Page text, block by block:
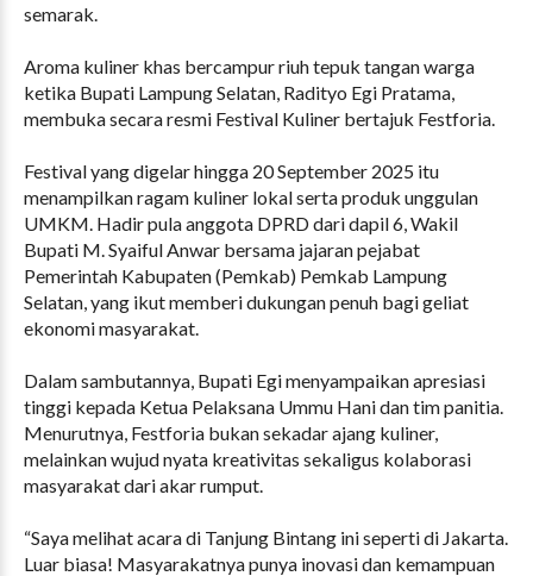
semarak.
Aroma kuliner khas bercampur riuh tepuk tangan warga
ketika Bupati Lampung Selatan, Radityo Egi Pratama,
membuka secara resmi Festival Kuliner bertajuk Festforia.
Festival yang digelar hingga 20 September 2025 itu
menampilkan ragam kuliner lokal serta produk unggulan
UMKM. Hadir pula anggota DPRD dari dapil 6, Wakil
Bupati M. Syaiful Anwar bersama jajaran pejabat
Pemerintah Kabupaten (Pemkab) Pemkab Lampung
Selatan, yang ikut memberi dukungan penuh bagi geliat
ekonomi masyarakat.
Dalam sambutannya, Bupati Egi menyampaikan apresiasi
tinggi kepada Ketua Pelaksana Ummu Hani dan tim panitia.
Menurutnya, Festforia bukan sekadar ajang kuliner,
melainkan wujud nyata kreativitas sekaligus kolaborasi
masyarakat dari akar rumput.
“Saya melihat acara di Tanjung Bintang ini seperti di Jakarta.
Luar biasa! Masyarakatnya punya inovasi dan kemampuan